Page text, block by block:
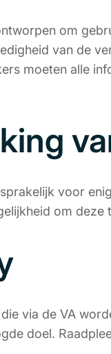
om
van de
moeten alle
voor
om deze
via de VA
doel.